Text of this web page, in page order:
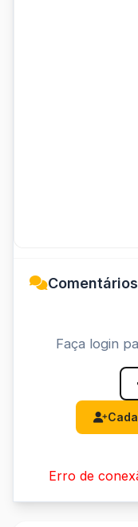
Comentários
Faça login
Erro de